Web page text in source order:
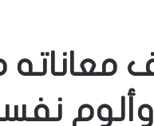
معاناته